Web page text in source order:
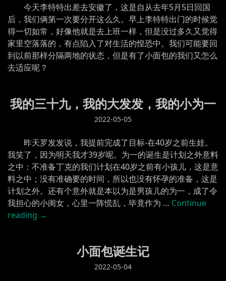
今天李特特出差去安徽了，这是自从去年5月5日回国
后，我们俩第一次要分开这么久。早上李特特出门的时候觉
得一切如常，好像他就是去上班一样，但是没过多久又觉得
家里空落落的，有点陷入了对生活的惶恐中。我们可能要回
到以前那样分隔两地的状态，但是有了小面包的我们又怎么
去适应呢？
我的三十九，我的大发发，我的小为一
2022-05-05
昨天罗发发说，我提前完成了目标-在40岁之前生娃。
我笑了，因为明天我才39岁呢。为一的诞生是计划之外意料
之中：不准备丁克的我们计划在40岁之前有小孩儿，这是意
料之中；没有准确要的时间，所以也没有怀孕的准备，这是
计划之外。还有个意外就是本以为是男孩儿的为一，成了令
我担心的小闺女，心里一阵慌乱，毕竟作为 … Continue
reading →
小面包诞生记
2022-05-04